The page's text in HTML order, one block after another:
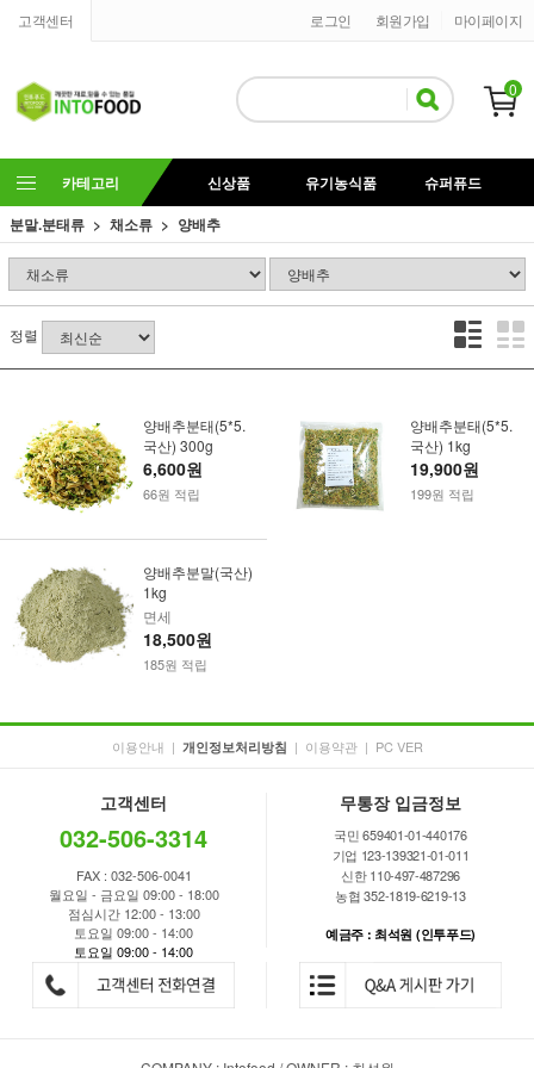
고객센터 마이페이지
회원가입
로그인
0
카테고리 신상품 유기농식품
슈퍼퓨드
분말.분태류
채소류 양배추
정렬
양배추분태(5*5.
국산) 300g
6,600원
66원 적립
양배추분태(5*5.
국산) 1kg
19,900원
199원 적립
양배추분말(국산)
1kg
면세
18,500원
185원 적립
이용안내 | 개인정보처리방침 | 이용약관 | PC VER
고객센터
032-506-3314
FAX : 032-506-0041
월요일 - 금요일 09:00 - 18:00
점심시간 12:00 - 13:00
토요일 09:00 - 14:00
토요일 09:00 - 14:00
무통장 입금정보
국민 659401-01-440176
기업 123-139321-01-011
신한 110-497-487296
농협 352-1819-6219-13
예금주 : 최석원 (인투푸드)